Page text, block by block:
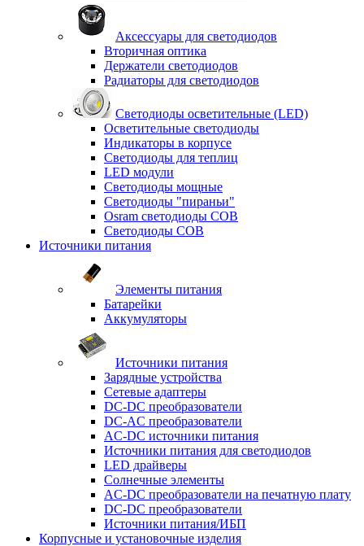
Аксессуары для светодиодов
Вторичная оптика
Держатели светодиодов
Радиаторы для светодиодов
Светодиоды осветительные (LED)
Осветительные светодиоды
Индикаторы в корпусе
Светодиоды для теплиц
LED модули
Светодиоды мощные
Светодиоды "пираньи"
Osram светодиоды COB
Светодиоды COB
Источники питания
Элементы питания
Батарейки
Аккумуляторы
Источники питания
Зарядные устройства
Сетевые адаптеры
DC-DC преобразователи
DC-AC преобразователи
AC-DC источники питания
Источники питания для светодиодов
LED драйверы
Солнечные элементы
AC-DC преобразователи на печатную плату
DC-DC преобразователи
Источники питания/ИБП
Корпусные и установочные изделия